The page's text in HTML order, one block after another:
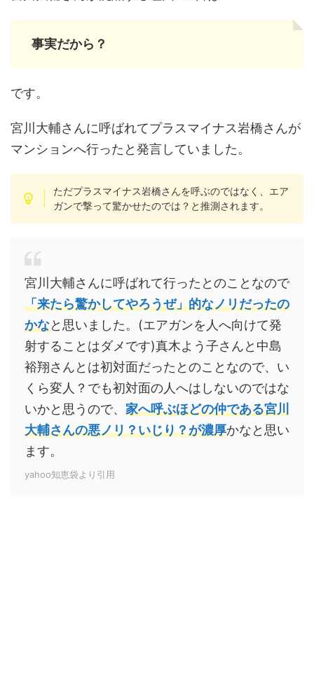
事実だから？
です。
宮川大輔さんに呼ばれてプラスマイナス岩橋さんが
マンションへ行ったと発言していました。
ただプラスマイナス岩橋さんを呼ぶのではなく、エア
ガンで撃って驚かせたのでは？と推測されます。
宮川大輔さんに呼ばれて行ったとのことなので
「来たら驚かしてやろうぜ」的なノリだったの
かなと思いました。(エアガンを人へ向けて発
射することはダメです)真木よう子さんと中島
裕翔さんとは初対面だったとのことなので、い
くら変人？でも初対面の人へはしないのではな
いかと思うので、 家へ呼ぶほどの仲である宮川
大輔さんの悪ノリ？いじり？が濃厚かなと思い
ます。
yahoo知恵袋より引用